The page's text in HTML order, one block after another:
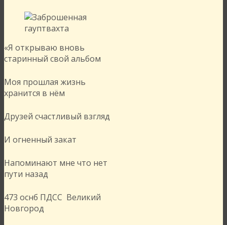
«Я открываю вновь
старинный свой альбом
Моя прошлая жизнь
хранится в нём
Друзей счастливый взгляд
И огненный закат
Напоминают мне что нет
пути назад
473 оснб ПДСС Великий
Новгород